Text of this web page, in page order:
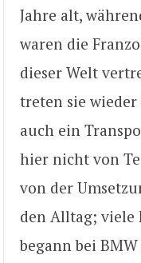
Jahre alt,
waren die
dieser Welt
treten sie
auch ein
hier nicht von
von der
den Alltag; viele
begann bei